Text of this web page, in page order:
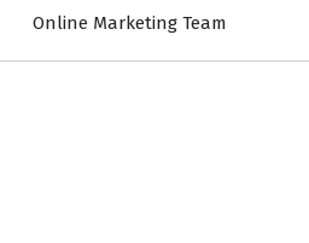
Online Marketing Team